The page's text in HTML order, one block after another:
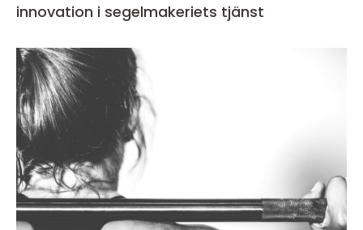
innovation i segelmakeriets tjänst